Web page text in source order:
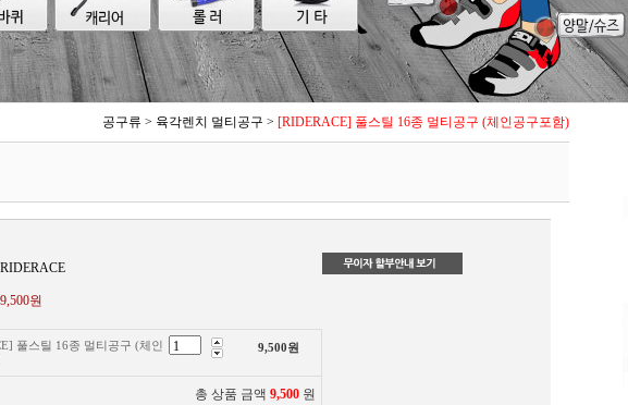
공구류 > 육각렌치 멀티공구 > [RIDERACE] 풀스틸 16종 멀티공구 (체인공구포함)
9,500원
풀스틸 16종 멀티공구 (체인
9,500원
총 상품 금액 9,500 원